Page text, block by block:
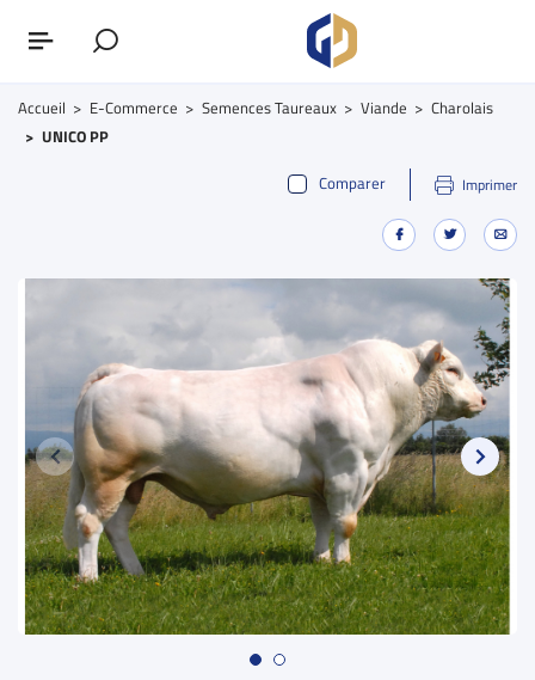
Accueil E-Commerce Semences Taureaux Viande
Charolais
UNICO PP
Comparer
Imprimer